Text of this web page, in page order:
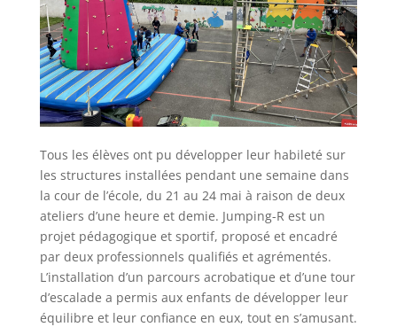
Tous les élèves ont pu développer leur habileté sur
les structures installées pendant une semaine dans
la cour de l’école, du 21 au 24 mai à raison de deux
ateliers d’une heure et demie. Jumping-R est un
projet pédagogique et sportif, proposé et encadré
par deux professionnels qualifiés et agrémentés.
L’installation d’un parcours acrobatique et d’une tour
d’escalade a permis aux enfants de développer leur
équilibre et leur confiance en eux, tout en s’amusant.